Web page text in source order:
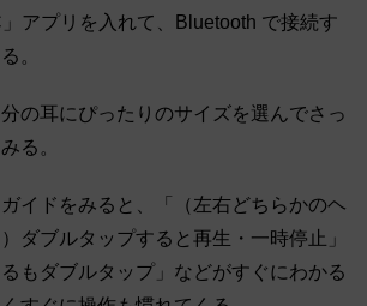
」アプリを入れて、Bluetooth で接続す
。
の耳にぴったりのサイズを選んでさっ
る。
イドをみると、「（左右どちらかのヘ
ダブルタップすると再生・一時停止」
るもダブルタップ」などがすぐにわかる